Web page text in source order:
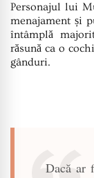
Personajul lui
menajament și
întâmplă
răsună ca o
gânduri.
Dacă ar